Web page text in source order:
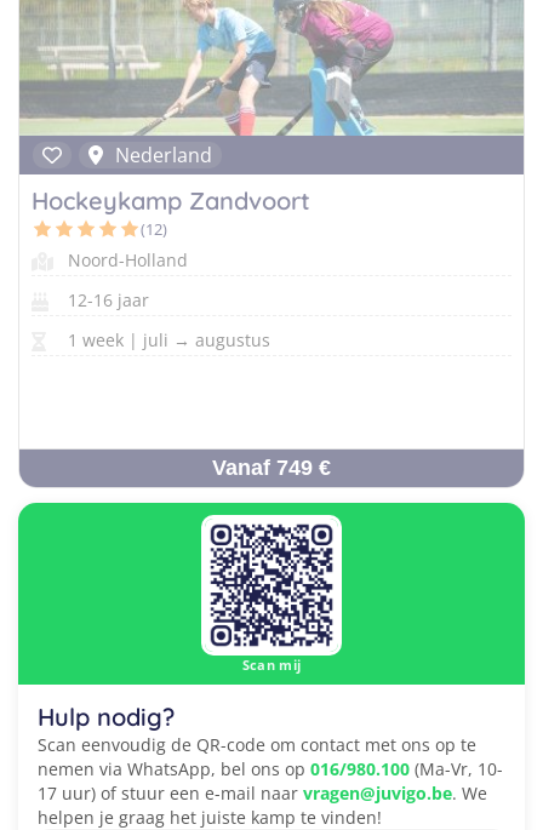
Nederland
Hockeykamp Zandvoort
(12)
Noord-Holland
12-16 jaar
1 week | juli → augustus
Vanaf 749 €
Scan mij
Hulp nodig?
Scan eenvoudig de QR-code om contact met ons op te
nemen via WhatsApp, bel ons op 016/980.100 (Ma-Vr, 10-
17 uur) of stuur een e-mail naar vragen@juvigo.be. We
helpen je graag het juiste kamp te vinden!